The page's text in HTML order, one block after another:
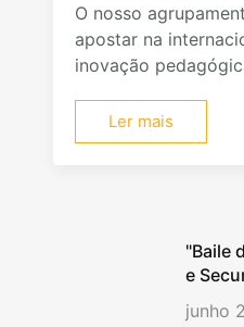
O nosso
apostar na
inovação
Ler mais
"Baile
e
junho